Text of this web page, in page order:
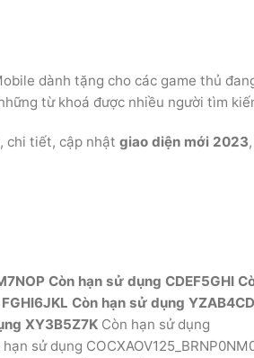
dành tặng cho các game thủ
từ khoá được nhiều người tìm
chi tiết, cập nhật giao diện mới 2023
Còn hạn sử dụng CDEF5GHI
FGHI6JKL Còn hạn sử dụng
XY3B5Z7K Còn hạn sử dụng
sử dụng